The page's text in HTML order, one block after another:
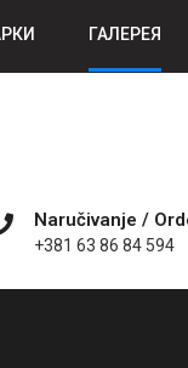
ГАЛЕРЕЯ
Naručivanje /
+381 63 86 84 594